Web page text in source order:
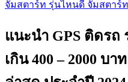
จั้มสตาร์ท รุ่นไหนดี จั้มสตาร์
แนะนำ GPS ติดรถ
เกิน 400 – 2000 บ